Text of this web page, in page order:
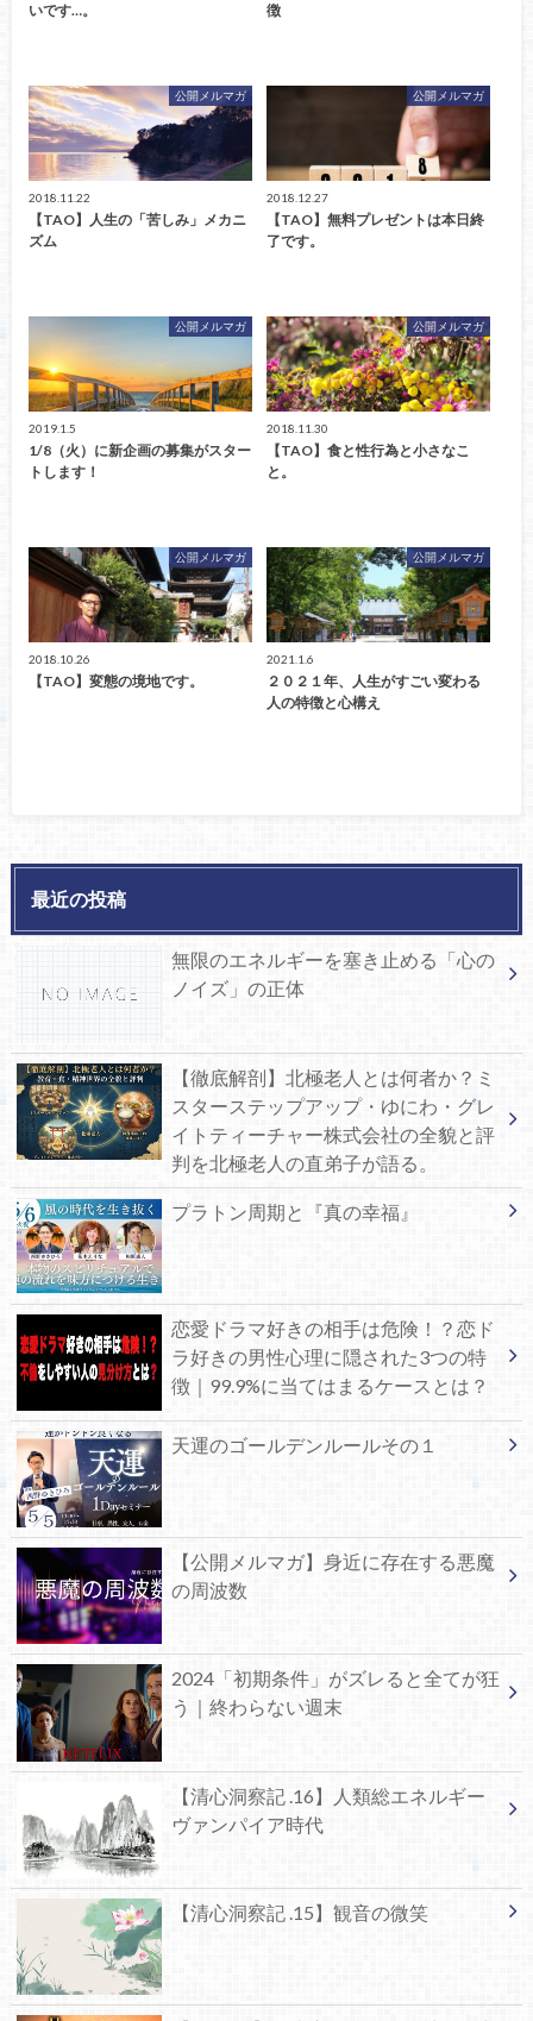
いです…。
徴
公開メルマガ
2018.11.22
【TAO】人生の「苦しみ」メカニ
ズム
公開メルマガ
2018.12.27
【TAO】無料プレゼントは本日終
了です。
公開メルマガ
2019.1.5
1/8（火）に新企画の募集がスター
トします！
公開メルマガ
2018.11.30
【TAO】食と性行為と小さなこ
と。
公開メルマガ
2018.10.26
【TAO】変態の境地です。
公開メルマガ
2021.1.6
２０２１年、人生がすごい変わる
人の特徴と心構え
最近の投稿
無限のエネルギーを塞き止める「心の
ノイズ」の正体
【徹底解剖】北極老人とは何者か？ミ
スターステップアップ・ゆにわ・グレ
イトティーチャー株式会社の全貌と評
判を北極老人の直弟子が語る。
プラトン周期と『真の幸福』
恋愛ドラマ好きの相手は危険！？恋ド
ラ好きの男性心理に隠された3つの特
徴｜99.9%に当てはまるケースとは？
天運のゴールデンルールその１
【公開メルマガ】身近に存在する悪魔
の周波数
2024「初期条件」がズレると全てが狂
う｜終わらない週末
【清心洞察記 .16】人類総エネルギー
ヴァンパイア時代
【清心洞察記 .15】観音の微笑